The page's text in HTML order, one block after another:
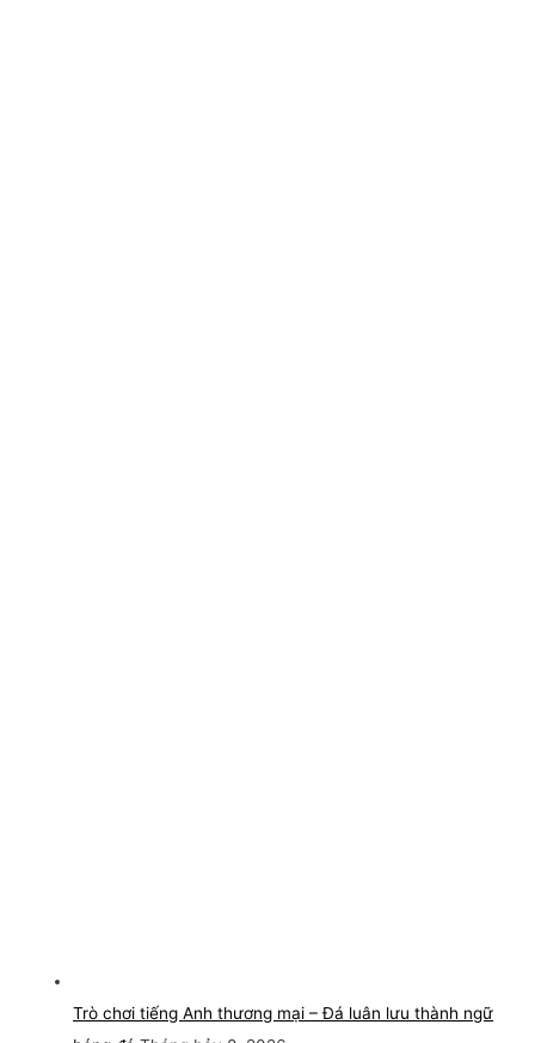
Trò chơi tiếng Anh thương mại – Đá luân lưu thành ngữ